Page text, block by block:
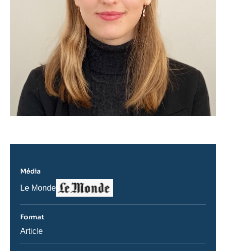
Média
Nom
journal,
ou
émission
Le Monde
Logo
Format
Catégorie
Article